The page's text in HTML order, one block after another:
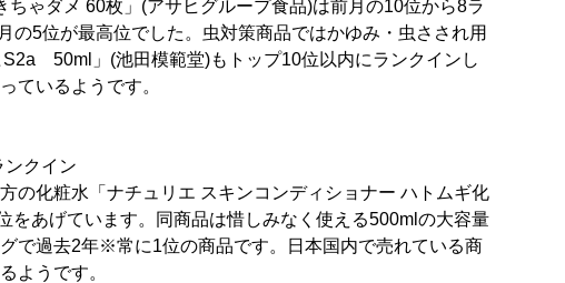
ゃダメ 60枚」(アサヒグループ食品)は前月の10位から8ラ
の5位が最高位でした。虫対策商品ではかゆみ・虫さされ用
50ml」(池田模範堂)もトップ10位以内にランクインし
ているようです。
ンクイン
の化粧水「ナチュリエ スキンコンディショナー ハトムギ化
をあげています。同商品は惜しみなく使える500mlの大容量
で過去2年※常に1位の商品です。日本国内で売れている商
ようです。